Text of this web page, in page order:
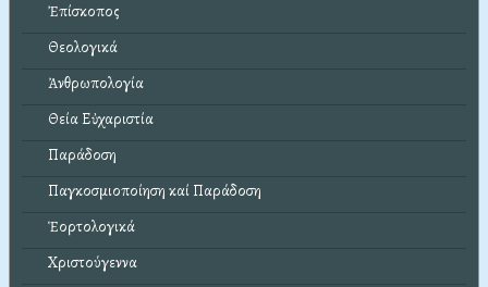
Ἐπίσκοπος
Θεολογικά
Ἀνθρωπολογία
Θεία Εὐχαριστία
Παράδοση
Παγκοσμιοποίηση καί Παράδοση
Ἑορτολογικά
Χριστούγεννα